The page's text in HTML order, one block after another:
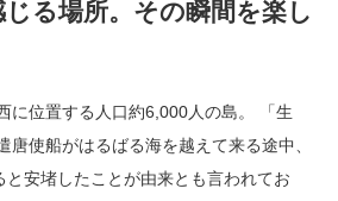
る場所。その瞬間を楽し
に位置する人口約6,000人の島。 「生
唐使船がはるばる海を越えて来る途中、
と安堵したことが由来とも言われてお